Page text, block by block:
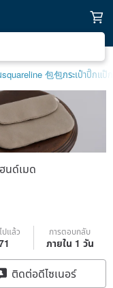
squareline 包包กระเป๋าปิ๊กแ
นด์เมด
ปแล้ว การตอบกลับ
ภายใน 1 วัน
ติดต่อดีไซเนอร์